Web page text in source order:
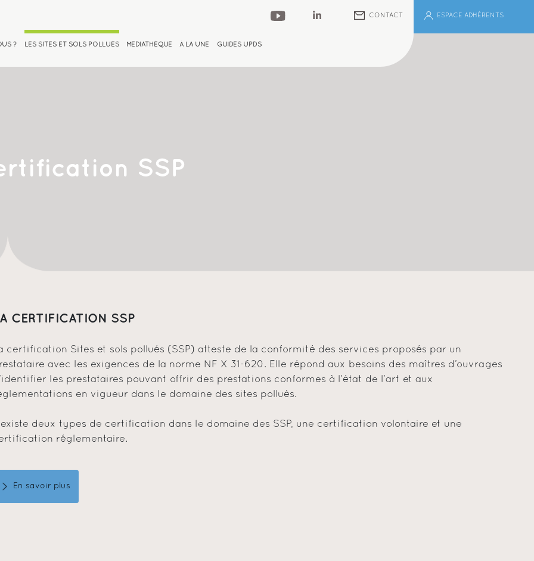
CONTACT ESPACE ADHÉRENTS
? LES SITES ET SOLS POLLUÉS MEDIATHÈQUE À LA UNE GUIDES UPDS
SSP
CERTIFICATION SSP
certification Sites et sols pollués (SSP) atteste de la conformité des services proposés par un
avec les exigences de la norme NF X 31-620. Elle répond aux besoins des maîtres d’ouvrages
les prestataires pouvant offrir des prestations conformes à l’état de l’art et aux
en vigueur dans le domaine des sites pollués.
deux types de certification dans le domaine des SSP, une certification volontaire et une
réglementaire.
En savoir plus